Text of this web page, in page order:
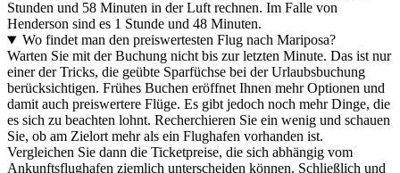
Stunden und 58 Minuten in der Luft rechnen. Im Falle von
Henderson sind es 1 Stunde und 48 Minuten.
Wo findet man den preiswertesten Flug nach Mariposa?
Warten Sie mit der Buchung nicht bis zur letzten Minute. Das ist nur
einer der Tricks, die geübte Sparfüchse bei der Urlaubsbuchung
berücksichtigen. Frühes Buchen eröffnet Ihnen mehr Optionen und
damit auch preiswertere Flüge. Es gibt jedoch noch mehr Dinge, die
es sich zu beachten lohnt. Recherchieren Sie ein wenig und schauen
Sie, ob am Zielort mehr als ein Flughafen vorhanden ist.
Vergleichen Sie dann die Ticketpreise, die sich abhängig vom
Ankunftsflughafen ziemlich unterscheiden können. Schließlich und